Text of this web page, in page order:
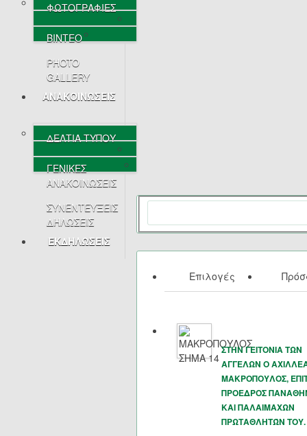
ΦΩΤΟΓΡΑΦΙΕΣ
ΒΙΝΤΕΟ
PHOTO
GALLERY
ΑΝΑΚΟΙΝΩΣΕΙΣ
ΔΕΛΤΙΑ ΤΥΠΟΥ
ΓΕΝΙΚΕΣ
ΑΝΑΚΟΙΝΩΣΕΙΣ
ΣΥΝΕΝΤΕΥΞΕΙΣ
ΔΗΛΩΣΕΙΣ
ΕΚΔΗΛΩΣΕΙΣ
Επιλογές
ΣΤΗΝ ΓΕΙΤΟΝΙΑ ΤΩΝ
ΑΓΓΕΛΩΝ Ο
ΜΑΚΡΟΠΟΥΛΟΣ,
ΠΡΟΕΔΡΟΣ
ΚΑΙ ΠΑΛΑΙΜΑΧΩΝ
ΠΡΩΤΑΘΛΗΤΏΝ ΤΟΥ.